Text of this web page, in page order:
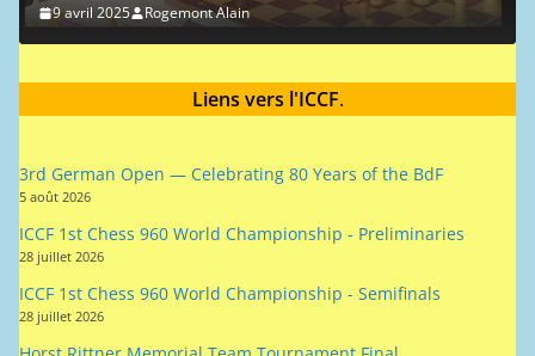
5 août 2026
ICCF 1st Chess 960 World Championship - Preliminaries
ICCF 1st Chess 960 World Championship - Semifinals
28 juillet 2026
Horst Rittner Memorial Team Tournament Final
27 juillet 2026
European & RoW Individual Server Championship 2026 –
Semifinals
26 juillet 2026